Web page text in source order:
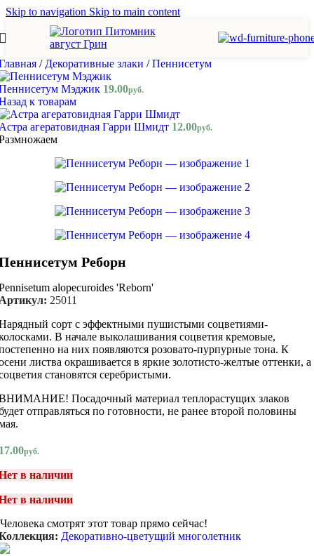
Skip to navigation Skip to main content
/ Декоративные злаки / Пеннисетум
Мэджик 19.00руб.
к товарам
агератовидная Гарри Шмидт 12.00руб.
Реборн
alopecuroides 'Reborn'
25011
сорт с эффектными пушистыми соцветиями-
В начале выколашивания соцветия кремовые,
на них появляются розовато-пурпурные тона. К
листва окрашивается в яркие золотисто-желтые оттенки, а
становятся серебристыми.
Посадочный материал теплорастущих злаков
отправляться по готовности, не ранее второй половины
руб.
в наличии
в наличии
Человека смотрят этот товар прямо сейчас!
Декоративно-цветущий многолетник